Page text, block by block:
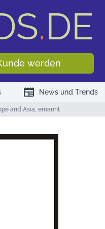
.DE
werden
newspaper News und Trends
and Asia, ernannt